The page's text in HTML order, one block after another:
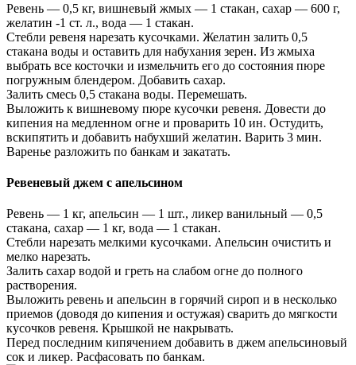
Ревень — 0,5 кг, вишневый жмых — 1 стакан, сахар — 600 г,
желатин -1 ст. л., вода — 1 стакан.
Стебли ревеня нарезать кусочками. Желатин залить 0,5
стакана воды и оставить для набухания зерен. Из жмыха
выбрать все косточки и измельчить его до состояния пюре
погружным блендером. Добавить сахар.
Залить смесь 0,5 стакана воды. Перемешать.
Выложить к вишневому пюре кусочки ревеня. Довести до
кипения на медленном огне и проварить 10 ин. Остудить,
вскипятить и добавить набухший желатин. Варить 3 мин.
Варенье разложить по банкам и закатать.
Ревеневый джем с апельсином
Ревень — 1 кг, апельсин — 1 шт., ликер ванильный — 0,5
стакана, сахар — 1 кг, вода — 1 стакан.
Стебли нарезать мелкими кусочками. Апельсин очистить и
мелко нарезать.
Залить сахар водой и греть на слабом огне до полного
растворения.
Выложить ревень и апельсин в горячий сироп и в несколько
приемов (доводя до кипения и остужая) сварить до мягкости
кусочков ревеня. Крышкой не накрывать.
Перед последним кипячением добавить в джем апельсиновый
сок и ликер. Расфасовать по банкам.